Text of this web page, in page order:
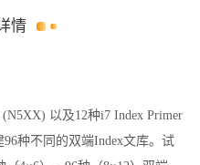
情
以及12种i7 Index Primer
种不同的双端Index文库。试